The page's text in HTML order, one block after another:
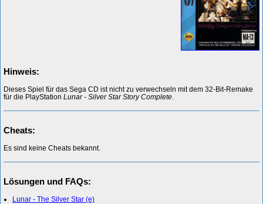
Hinweis:
Dieses Spiel für das Sega CD ist nicht zu verwechseln mit dem 32-Bit-Remake
für die PlayStation Lunar - Silver Star Story Complete
Cheats:
Es sind keine Cheats bekannt.
Lösungen und FAQs:
Lunar - The Silver Star (e)